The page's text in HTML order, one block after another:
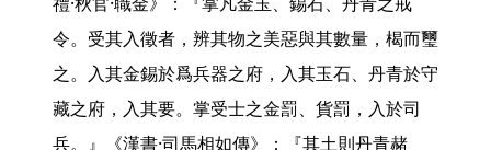
令。受其入徵者，辨其物之美惡與其數量，楬而璽
之。入其金錫於爲兵器之府，入其玉石、丹青於守
藏之府，入其要。掌受士之金罰、貨罰，入於司
兵。』《漢書·司馬相如傳》：『其土則丹青赭